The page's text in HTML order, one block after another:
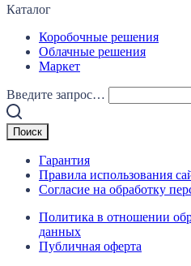
Каталог
Коробочные решения
Облачные решения
Маркет
Введите запрос…
Гарантия
Правила использования
Согласие на обработку
Политика в отношении
данных
Публичная оферта